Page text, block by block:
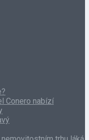
Conero nabízí